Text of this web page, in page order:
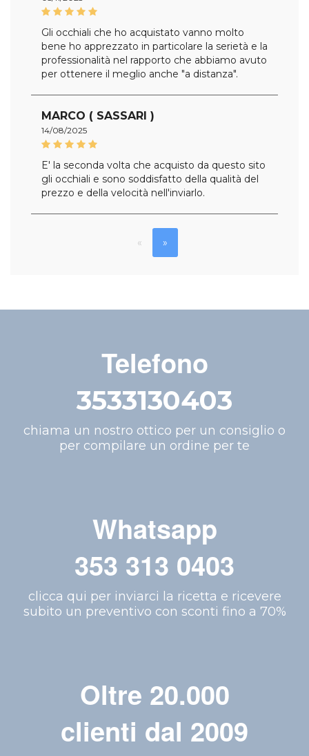
Gli occhiali che ho acquistato vanno molto
bene ho apprezzato in particolare la serietà e la
professionalità nel rapporto che abbiamo avuto
per ottenere il meglio anche "a distanza".
MARCO ( SASSARI )
14/08/2025
E' la seconda volta che acquisto da questo sito
gli occhiali e sono soddisfatto della qualità del
prezzo e della velocità nell'inviarlo.
« »
Telefono
3533130403
chiama un nostro ottico per un consiglio o
per compilare un ordine per te
Whatsapp
353 313 0403
clicca qui per inviarci la ricetta e ricevere
subito un preventivo con sconti fino a 70%
Oltre 20.000
clienti dal 2009